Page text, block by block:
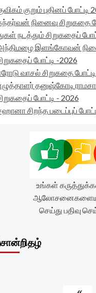
குறும் புதினப் போட்டி
நினைவு சிறுகதை
நடத்தும் சிறுகதைப்
இளங்கோவன்
போட்டி -2026
வாசல் சிறுகதை போட்டி
தனுஷ்கோடி
போட்டி - 2026
சிறந்த படைப்புப்
உங்கள்
செய்து பதிவு